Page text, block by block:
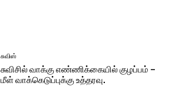
சுவிஸ்
சுவிசில் வாக்கு எண்ணிக்கையில் குழப்பம் –
மீள் வாக்கெடுப்புக்கு உத்தரவு.